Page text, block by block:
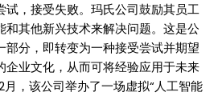
试，接受失败。玛氏公司鼓励其员工
和其他新兴技术来解决问题。这是公
部分，即转变为一种接受尝试并期望
企业文化，从而可将经验应用于未来
月，该公司举办了一场虚拟“人工智能